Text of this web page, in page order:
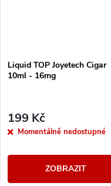
Liquid TOP Joyetech Cigar
10ml - 16mg
199 Kč
Momentálně nedostupné
ZOBRAZIT